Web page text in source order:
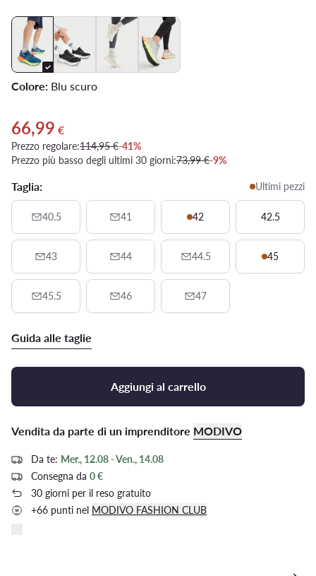
Colore: Blu scuro
Prezzo attuale 66,99 €
66,99 €
Prezzo regolare:114,95 €-41%
Prezzo più basso degli ultimi 30 giorni:73,99 €-9%
Taglia: Ultimi pezzi
40.5 41 42 42.5
43 44 44.5 45
45.5 46 47
Guida alle taglie
Aggiungi al carrello
Vendita da parte di un imprenditore MODIVO
Da te: Mer., 12.08 - Ven., 14.08
Consegna da 0 €
30 giorni per il reso gratuito
+66 punti nel MODIVO FASHION CLUB